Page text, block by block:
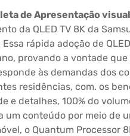
de Apresentação
da QLED TV 8K da
rápida adoção de
provando a vontade
às demandas dos
residências, com. os
e detalhes, 100% do
um conteúdo por meio de
o Quantum Processor